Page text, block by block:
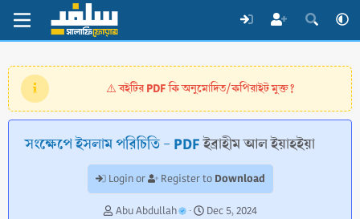
⚠️বইটির PDF কি অনুমোদিত/কপিরাইট মুক্ত?
সংক্ষেপে ইসলাম পরিচিতি - PDFইব্রাহীম আল ইয়াহইয়া
Login or Register to Download
A
Abu Abdullah
C
Dec 5, 2024